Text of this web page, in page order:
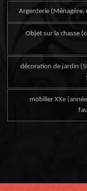
Argenterie (Ménagère,
Objet sur la chasse
décoration de jardin
mobilier XXe